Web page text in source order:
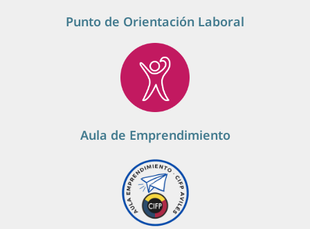
Punto de Orientación Laboral
Aula de Emprendimiento